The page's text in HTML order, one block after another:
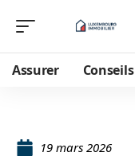
Assurer Conseils
19 mars 2026